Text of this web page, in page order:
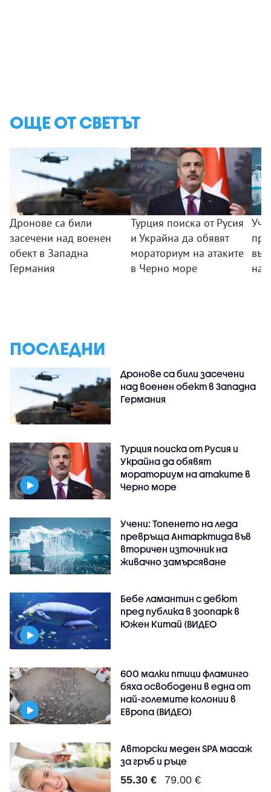
ОЩЕ ОТ СВЕТЪТ
Дронове са били
засечени над военен
обект в Западна
Германия
Турция поиска от Русия
и Украйна да обявят
мораториум на атаките
в Черно море
на
ПОСЛЕДНИ
Дронове са били засечени
над военен обект в Западна
Германия
Турция поиска от Русия и
Украйна да обявят
мораториум на атаките в
Черно море
Учени: Топенето на леда
превръща Антарктида във
вторичен източник на
живачно замърсяване
Бебе ламантин с дебют
пред публика в зоопарк в
Южен Китай (ВИДЕО
600 малки птици фламинго
бяха освободени в една от
най-големите колонии в
Европа (ВИДЕО)
Авторски меден SPA масаж
за гръб и ръце
55.30 € 79.00 €